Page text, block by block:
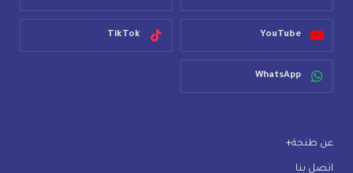
YouTube
TikTok
WhatsApp
عن طنجة+
اتصل بنا